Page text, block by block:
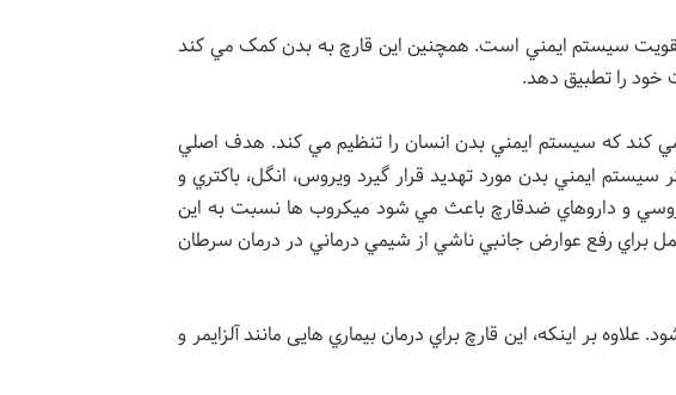
سيستم ايمني است. همچنین اين قارچ به بدن کمک مي کند
خود را تطبيق دهد.
کند که سيستم ايمني بدن انسان را تنظيم مي کند. هدف اصلي
ايمني بدن مورد تهديد قرار گيرد ويروس، انگل، باکتري و
و داروهاي ضدقارچ باعث مي شود ميکروب ها نسبت به اين
براي رفع عوارض جانبي ناشي از شيمي درماني در درمان سرطان
بر اينکه، این قارچ براي درمان بيماري هايی مانند آلزايمر و